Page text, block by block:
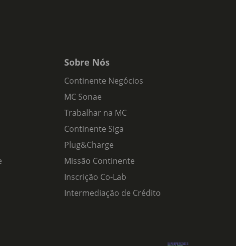
Sobre Nós
Continente Negócios
MC Sonae
Trabalhar na MC
Continente Siga
Plug&Charge
Missão Continente
Inscrição Co-Lab
Intermediação de Crédito